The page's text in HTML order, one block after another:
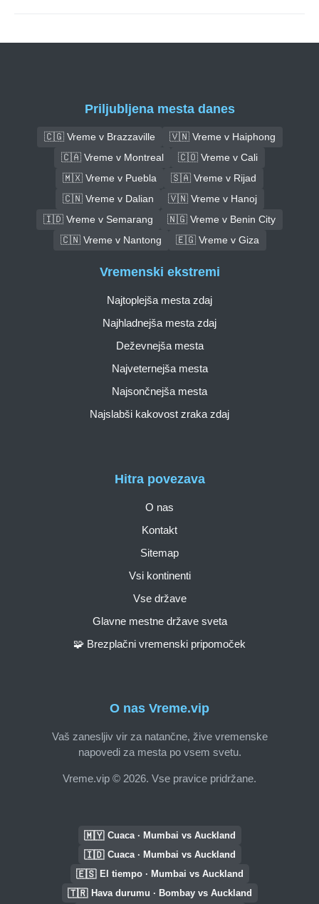
Priljubljena mesta danes
🇨🇬 Vreme v Brazzaville
🇻🇳 Vreme v Haiphong
🇨🇦 Vreme v Montreal
🇨🇴 Vreme v Cali
🇲🇽 Vreme v Puebla
🇸🇦 Vreme v Rijad
🇨🇳 Vreme v Dalian
🇻🇳 Vreme v Hanoj
🇮🇩 Vreme v Semarang
🇳🇬 Vreme v Benin City
🇨🇳 Vreme v Nantong
🇪🇬 Vreme v Giza
O nas Vreme.vip
Vaš zanesljiv vir za natančne, žive vremenske
napovedi za mesta po vsem svetu.
Vreme.vip © 2026. Vse pravice pridržane.
Hitra povezava
O nas
Kontakt
Sitemap
Vsi kontinenti
Vse države
Glavne mestne države sveta
🧩 Brezplačni vremenski pripomoček
Vremenski ekstremi
Najtoplejša mesta zdaj
Najhladnejša mesta zdaj
Deževnejša mesta
Najveternejša mesta
Najsončnejša mesta
Najslabši kakovost zraka zdaj
🇲🇾 Cuaca · Mumbai vs Auckland
🇮🇩 Cuaca · Mumbai vs Auckland
🇪🇸 El tiempo · Mumbai vs Auckland
🇹🇷 Hava durumu · Bombay vs Auckland